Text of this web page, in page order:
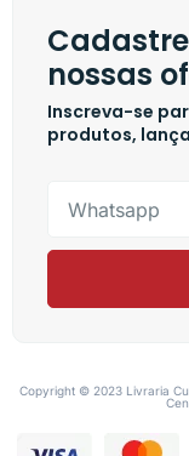
nossas
Inscreva-se
produtos,
Copyright © 2023 Livraria